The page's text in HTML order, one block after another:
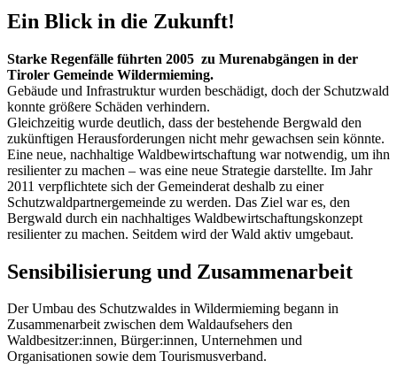
Ein Blick in die Zukunft!
Starke Regenfälle führten 2005 zu Murenabgängen in der
Tiroler Gemeinde Wildermieming.
Gebäude und Infrastruktur wurden beschädigt, doch der Schutzwald
konnte größere Schäden verhindern.
Gleichzeitig wurde deutlich, dass der bestehende Bergwald den
zukünftigen Herausforderungen nicht mehr gewachsen sein könnte.
Eine neue, nachhaltige Waldbewirtschaftung war notwendig, um ihn
resilienter zu machen – was eine neue Strategie darstellte. Im Jahr
2011 verpflichtete sich der Gemeinderat deshalb zu einer
Schutzwaldpartnergemeinde zu werden. Das Ziel war es, den
Bergwald durch ein nachhaltiges Waldbewirtschaftungskonzept
resilienter zu machen. Seitdem wird der Wald aktiv umgebaut.
Sensibilisierung und Zusammenarbeit
Der Umbau des Schutzwaldes in Wildermieming begann in
Zusammenarbeit zwischen dem Waldaufsehers den
Waldbesitzer:innen, Bürger:innen, Unternehmen und
Organisationen sowie dem Tourismusverband.